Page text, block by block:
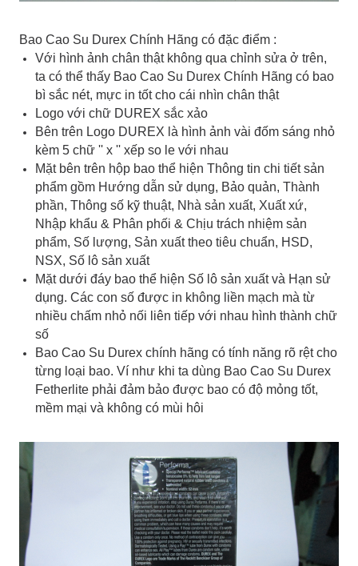
Bao Cao Su Durex Chính Hãng có đặc điểm :
Với hình ảnh chân thật không qua chỉnh sửa ở trên,
ta có thể thấy Bao Cao Su Durex Chính Hãng có bao
bì sắc nét, mực in tốt cho cái nhìn chân thật
Logo với chữ DUREX sắc xảo
Bên trên Logo DUREX là hình ảnh vài đốm sáng nhỏ
kèm 5 chữ '' x '' xếp so le với nhau
Mặt bên trên hộp bao thể hiện Thông tin chi tiết sản
phẩm gồm Hướng dẫn sử dụng, Bảo quản, Thành
phần, Thông số kỹ thuật, Nhà sản xuất, Xuất xứ,
Nhập khẩu & Phân phối & Chịu trách nhiệm sản
phẩm, Số lượng, Sản xuất theo tiêu chuẩn, HSD,
NSX, Số lô sản xuất
Mặt dưới đáy bao thể hiện Số lô sản xuất và Hạn sử
dụng. Các con số được in không liền mạch mà từ
nhiều chấm nhỏ nối liên tiếp với nhau hình thành chữ
số
Bao Cao Su Durex chính hãng có tính năng rõ rệt cho
từng loại bao. Ví như khi ta dùng Bao Cao Su Durex
Fetherlite phải đảm bảo được bao có độ mỏng tốt,
mềm mại và không có mùi hôi